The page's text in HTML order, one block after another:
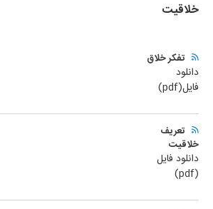
خلاقیت
تفکر خلاق
دانلود
فایل(pdf)
تعریف
خلاقیت
دانلود فایل
(pdf)